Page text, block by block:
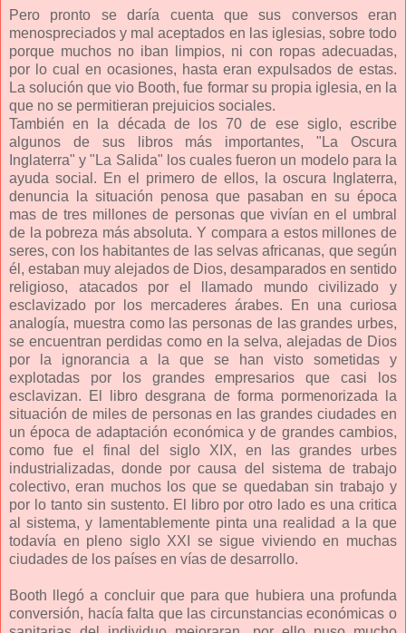
Pero pronto se daría cuenta que sus conversos eran
menospreciados y mal aceptados en las iglesias, sobre todo
porque muchos no iban limpios, ni con ropas adecuadas,
por lo cual en ocasiones, hasta eran expulsados de estas.
La solución que vio Booth, fue formar su propia iglesia, en la
que no se permitieran prejuicios sociales.
También en la década de los 70 de ese siglo, escribe
algunos de sus libros más importantes, "La Oscura
Inglaterra" y "La Salida" los cuales fueron un modelo para la
ayuda social. En el primero de ellos, la oscura Inglaterra,
denuncia la situación penosa que pasaban en su época
mas de tres millones de personas que vivían en el umbral
de la pobreza más absoluta. Y compara a estos millones de
seres, con los habitantes de las selvas africanas, que según
él, estaban muy alejados de Dios, desamparados en sentido
religioso, atacados por el llamado mundo civilizado y
esclavizado por los mercaderes árabes. En una curiosa
analogía, muestra como las personas de las grandes urbes,
se encuentran perdidas como en la selva, alejadas de Dios
por la ignorancia a la que se han visto sometidas y
explotadas por los grandes empresarios que casi los
esclavizan. El libro desgrana de forma pormenorizada la
situación de miles de personas en las grandes ciudades en
un época de adaptación económica y de grandes cambios,
como fue el final del siglo XIX, en las grandes urbes
industrializadas, donde por causa del sistema de trabajo
colectivo, eran muchos los que se quedaban sin trabajo y
por lo tanto sin sustento. El libro por otro lado es una critica
al sistema, y lamentablemente pinta una realidad a la que
todavía en pleno siglo XXI se sigue viviendo en muchas
ciudades de los países en vías de desarrollo.
Booth llegó a concluir que para que hubiera una profunda
conversión, hacía falta que las circunstancias económicas o